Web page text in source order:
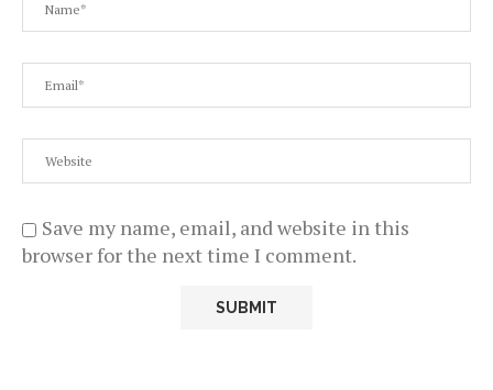
Save my name, email, and website in this
browser for the next time I comment.